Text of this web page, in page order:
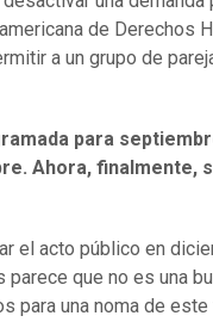
de Derechos
a un grupo de
para
Ahora, finalmente,
el acto público en
que no es una
para una noma de este